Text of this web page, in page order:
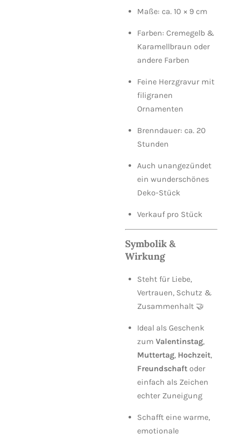
Maße: ca. 10 × 9 cm
Farben: Cremegelb &
Karamellbraun oder
andere Farben
Feine Herzgravur mit
filigranen
Ornamenten
Brenndauer: ca. 20
Stunden
Auch unangezündet
ein wunderschönes
Deko-Stück
Verkauf pro Stück
Symbolik &
Wirkung
Steht für Liebe,
Vertrauen, Schutz &
Zusammenhalt 🤝
Ideal als Geschenk
zum Valentinstag,
Muttertag, Hochzeit,
Freundschaft oder
einfach als Zeichen
echter Zuneigung
Schafft eine warme,
emotionale